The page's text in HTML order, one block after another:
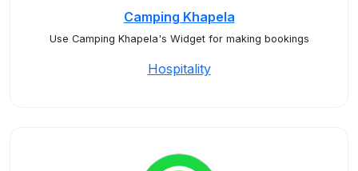
Camping Khapela
Use Camping Khapela's Widget for making bookings
Hospitality